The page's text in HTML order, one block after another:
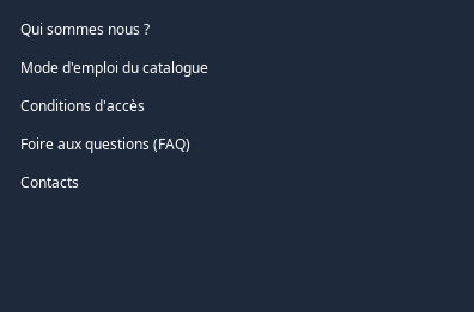
Qui sommes nous ?
Mode d'emploi du catalogue
Conditions d'accès
Foire aux questions (FAQ)
Contacts